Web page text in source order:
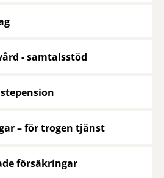
- samtalsstöd
– för trogen tjänst
försäkringar